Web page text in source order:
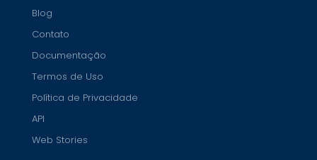
Blog
Contato
Documentação
Termos de Uso
Política de Privacidade
API
Web Stories